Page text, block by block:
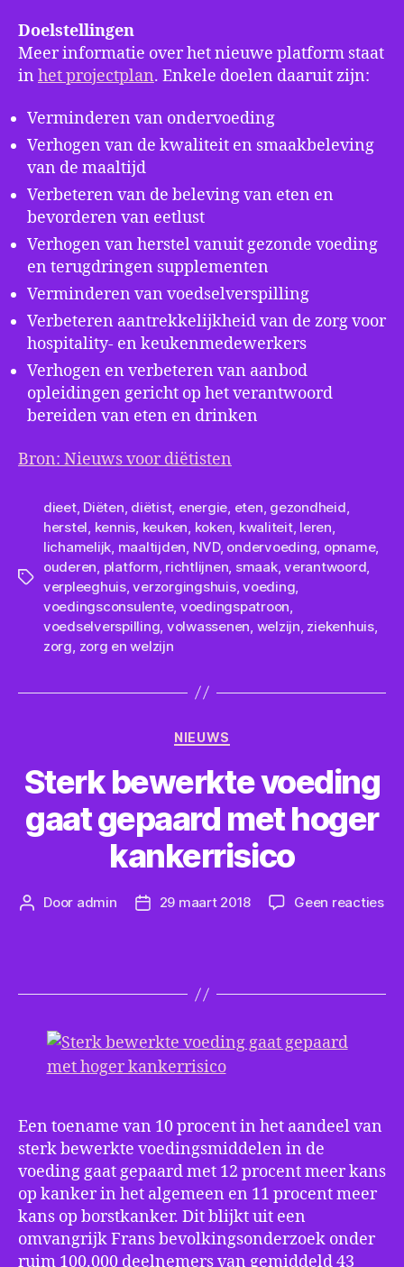
Doelstellingen
Meer informatie over het nieuwe platform staat
in het projectplan. Enkele doelen daaruit zijn:
Verminderen van ondervoeding
Verhogen van de kwaliteit en smaakbeleving
van de maaltijd
Verbeteren van de beleving van eten en
bevorderen van eetlust
Verhogen van herstel vanuit gezonde voeding
en terugdringen supplementen
Verminderen van voedselverspilling
Verbeteren aantrekkelijkheid van de zorg voor
hospitality- en keukenmedewerkers
Verhogen en verbeteren van aanbod
opleidingen gericht op het verantwoord
bereiden van eten en drinken
Bron: Nieuws voor diëtisten
Tags
dieet, Diëten diëtist, energie eten gezondheid
herstel kennis keuken koken kwaliteit, leren
lichamelijk maaltijden NVD, ondervoeding opname,
ouderen platform richtlijnen smaak,verantwoord
verpleeghuis,verzorgingshuis,voeding
voedingsconsulente, voedingspatroon
voedselverspilling volwassenen welzijn ziekenhuis,
zorg zorg en welzijn
Categorieën
NIEUWS
Sterk bewerkte voeding
gaat gepaard met hoger
kankerrisico
Berichtauteur
Door admin Berichtdatum
29 maart 2018 Geen reactiesop
Een toename van 10 procent in het aandeel van
sterk bewerkte voedingsmiddelen in de
voeding gaat gepaard met 12 procent meer kans
op kanker in het algemeen en 11 procent meer
kans op borstkanker. Dit blijkt uit een
omvangrijk Frans bevolkingsonderzoek onder
ruim 100.000 deelnemers van gemiddeld 43